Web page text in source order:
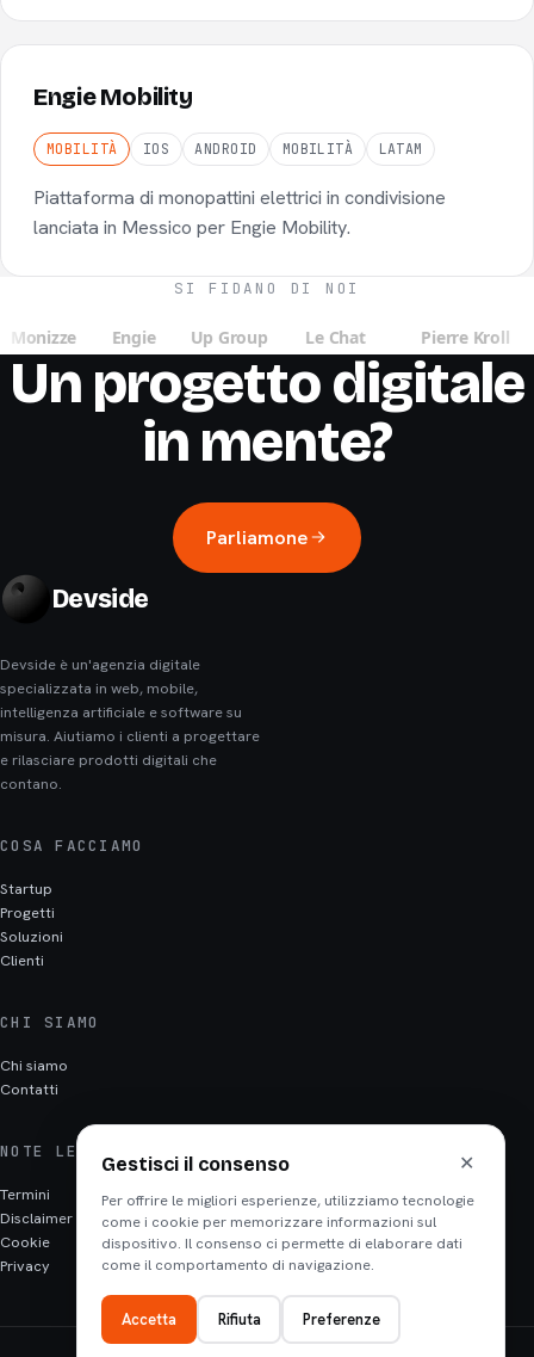
Engie Mobility
MOBILITÀ IOS ANDROID MOBILITÀ LATAM
Piattaforma di monopattini elettrici in condivisione
lanciata in Messico per Engie Mobility.
SI FIDANO DI NOI
Un progetto digitale
in mente?
Parliamone
Devside
Devside è un'agenzia digitale
specializzata in web, mobile,
intelligenza artificiale e software su
misura. Aiutiamo i clienti a progettare
e rilasciare prodotti digitali che
contano.
COSA FACCIAMO
Startup
Progetti
Soluzioni
Clienti
CHI SIAMO
Chi siamo
Contatti
NOTE LEGALI
Termini
Disclaimer
Cookie
Privacy
Gestisci il consenso ✕
Per offrire le migliori esperienze, utilizziamo tecnologie
come i cookie per memorizzare informazioni sul
dispositivo. Il consenso ci permette di elaborare dati
come il comportamento di navigazione.
Accetta Rifiuta Preferenze